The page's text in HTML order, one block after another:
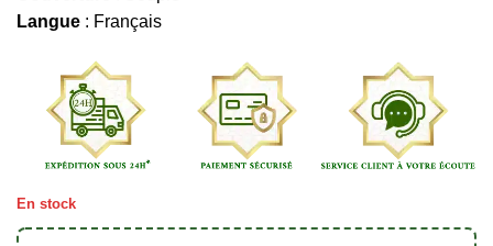
Langue : Français
En stock